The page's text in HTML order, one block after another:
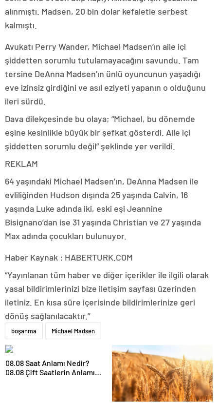
alınmıştı. Madsen, 20 bin dolar kefaletle serbest
kalmıştı.
Avukatı Perry Wander, Michael Madsen’ın aile içi
şiddetten sorumlu tutulamayacağını savundu. Tam
tersine DeAnna Madsen’ın ünlü oyuncunun yaşadığı
eve izinsiz girdiğini ve asıl eziyeti yapanın o olduğunu
ileri sürdü.
Dava dilekçesinde bu olaya; “Michael, bu dönemde
eşine kesinlikle büyük bir şefkat gösterdi. Aile içi
şiddetten sorumlu değil” şeklinde yer verildi.
REKLAM
64 yaşındaki Michael Madsen’ın, DeAnna Madsen ile
evliliğinden Hudson dışında 25 yaşında Calvin, 16
yaşında Luke adında iki, eski eşi Jeannine
Bisignano’dan ise 31 yaşında Christian ve 27 yaşında
Max adında çocukları bulunuyor.
Haber Kaynak : HABERTURK.COM
“Yayınlanan tüm haber ve diğer içerikler ile ilgili olarak
yasal bildirimlerinizi bize iletişim sayfası üzerinden
iletiniz. En kısa süre içerisinde bildirimlerinize geri
dönüş sağlanılacaktır.”
boşanma Michael Madsen
08.08 Saat Anlamı Nedir?
08.08 Çift Saatlerin Anlamı